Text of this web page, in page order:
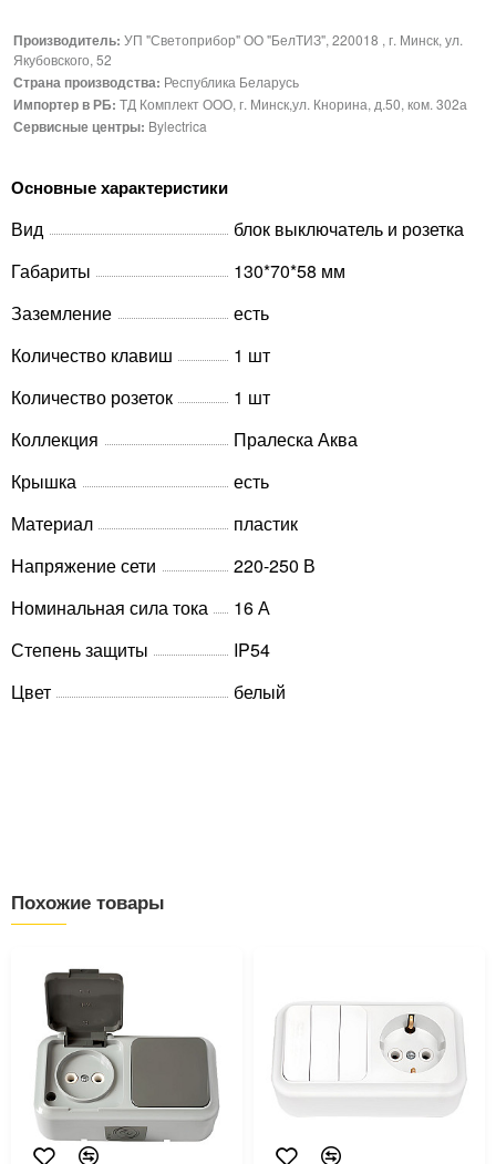
Производитель: УП "Светоприбор" ОО "БелТИЗ", 220018 , г. Минск, ул.
Якубовского, 52
Страна производства: Республика Беларусь
Импортер в РБ: ТД Комплект ООО, г. Минск,ул. Кнорина, д.50, ком. 302а
Сервисные центры: Bylectrica
Основные характеристики
Вид
блок выключатель и розетка
Габариты
130*70*58 мм
Заземление
есть
Количество клавиш
1 шт
Количество розеток
1 шт
Коллекция
Пралеска Аква
Крышка
есть
Материал
пластик
Напряжение сети
220-250 В
Номинальная сила тока
16 А
Степень защиты
IP54
Цвет
белый
Похожие товары